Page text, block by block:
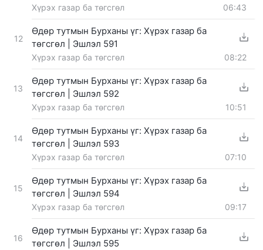
Хүрэх газар ба төгсгөл 06:43
12
Өдөр тутмын Бурханы үг: Хүрэх газар ба
төгсгөл | Эшлэл 591
Хүрэх газар ба төгсгөл 08:22
13
Өдөр тутмын Бурханы үг: Хүрэх газар ба
төгсгөл | Эшлэл 592
Хүрэх газар ба төгсгөл 10:51
14
Өдөр тутмын Бурханы үг: Хүрэх газар ба
төгсгөл | Эшлэл 593
Хүрэх газар ба төгсгөл 07:10
15
Өдөр тутмын Бурханы үг: Хүрэх газар ба
төгсгөл | Эшлэл 594
Хүрэх газар ба төгсгөл 09:17
16
Өдөр тутмын Бурханы үг: Хүрэх газар ба
төгсгөл | Эшлэл 595